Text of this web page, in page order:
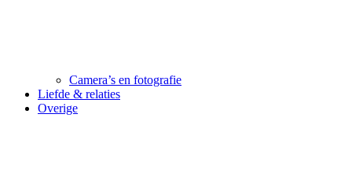
Camera’s en fotografie
Liefde & relaties
Overige